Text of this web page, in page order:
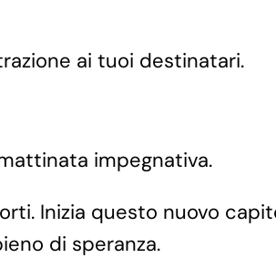
ai tuoi destinatari.
impegnativa.
Inizia questo nuovo
di speranza.